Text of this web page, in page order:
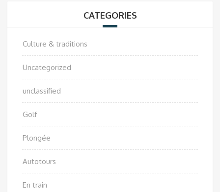
CATEGORIES
Culture & traditions
Uncategorized
unclassified
Golf
Plongée
Autotours
En train